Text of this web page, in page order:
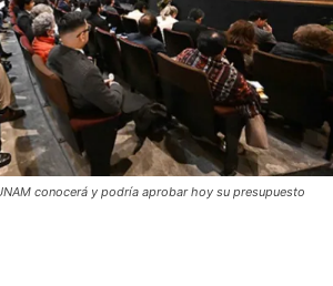
conocerá y podría aprobar hoy su presupuesto